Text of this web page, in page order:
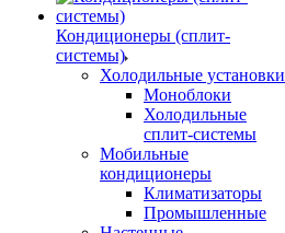
Кондиционеры (сплит-
системы)
Холодильные установки
Моноблоки
Холодильные
сплит-системы
Мобильные
кондиционеры
Климатизаторы
Промышленные